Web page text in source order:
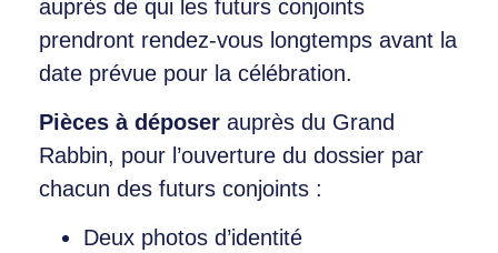
auprès de qui les futurs conjoints
prendront rendez-vous longtemps avant la
date prévue pour la célébration.
Pièces à déposer auprès du Grand
Rabbin, pour l’ouverture du dossier par
chacun des futurs conjoints :
Deux photos d’identité